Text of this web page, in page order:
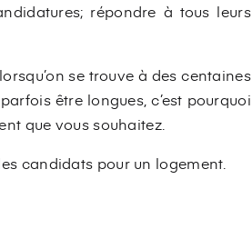
répondre à tous leurs
se trouve à des centaines
être longues, c’est pourquoi
que vous souhaitez.
candidats pour un logement.